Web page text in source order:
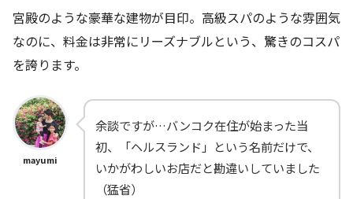
宮殿のような豪華な建物が目印。高級スパのような雰囲気
なのに、料金は非常にリーズナブルという、驚きのコスパ
を誇ります。
mayumi
余談ですが…バンコク在住が始まった当
初、「ヘルスランド」という名前だけで、
いかがわしいお店だと勘違いしていました
（猛省）